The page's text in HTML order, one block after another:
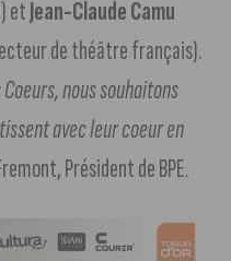
etJean-Claude Camu
de théâtre français).
nous souhaitons
avec leur coeur en
Président de BPE.